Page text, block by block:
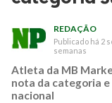
REDAÇÃO
Publicado há 2
semanas
Atleta da MB
nota da categoria
nacional